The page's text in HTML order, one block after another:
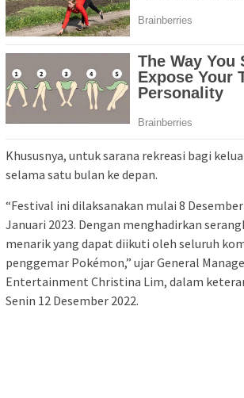
Khususnya, untuk sarana rekreasi bagi
selama satu bulan ke depan.
“Festival ini dilaksanakan mulai 8
Januari 2023. Dengan menghadirkan
menarik yang dapat diikuti oleh seluruh
penggemar Pokémon,” ujar General
Entertainment Christina Lim, dalam
Senin 12 Desember 2022.